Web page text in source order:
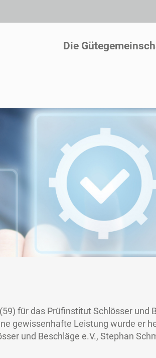
Die
für das Prüfinstitut Schlösser und
gewissenhafte Leistung wurde er
und Beschläge e.V., Stephan